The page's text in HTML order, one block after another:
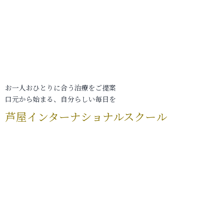
お一人おひとりに合う治療をご提案
口元から始まる、自分らしい毎日を
芦屋インターナショナルスクール